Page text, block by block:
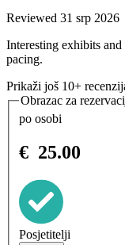
Reviewed 31 srp 2026
Interesting exhibits
pacing.
Prikaži još 10+
Obrazac za
po osobi
€ 25.00
Posjetitelji